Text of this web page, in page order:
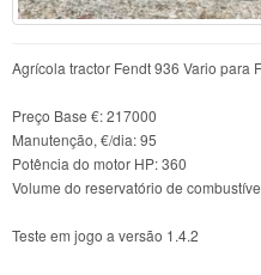
Agrícola tractor Fendt 936 Vario para
Preço Base €: 217000
Manutenção, €/dia: 95
Potência do motor HP: 360
Volume do reservatório de
Teste em jogo a versão 1.4.2